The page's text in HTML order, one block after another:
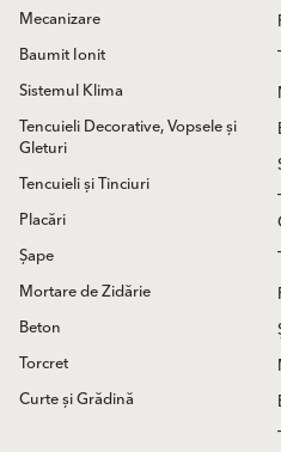
Mecanizare
Baumit Ionit
Sistemul Klima
Tencuieli Decorative, Vopsele și
Gleturi
Tencuieli și Tinciuri
Placări
Șape
Mortare de Zidărie
Beton
Torcret
Curte și Grădină